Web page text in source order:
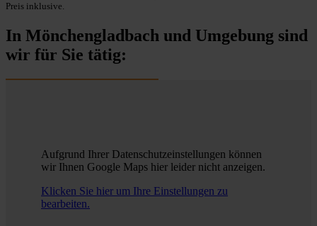
Preis inklusive.
In Mönchengladbach und Umgebung sind
wir für Sie tätig:
Aufgrund Ihrer Datenschutzeinstellungen können
wir Ihnen Google Maps hier leider nicht anzeigen.
Klicken Sie hier um Ihre Einstellungen zu
bearbeiten.